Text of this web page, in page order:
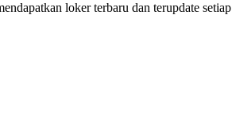
loker terbaru dan terupdate setiap